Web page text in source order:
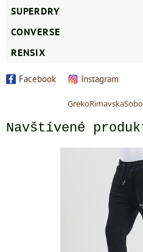
SUPERDRY
CONVERSE
RENSIX
Facebook Instagram
Navštívené